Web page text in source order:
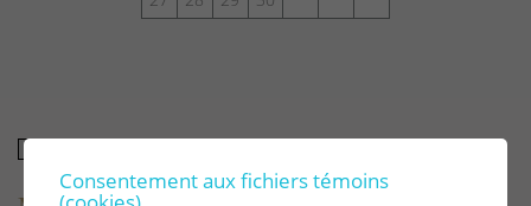
Consentement aux fichiers témoins